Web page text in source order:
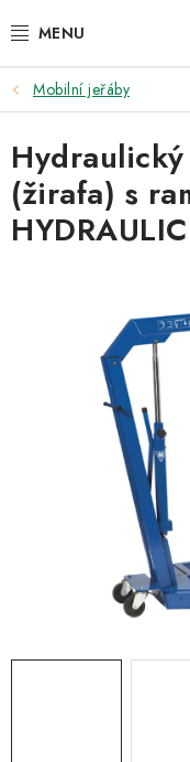
na
ZVEDÁKY
ZOUVAČKY
VYVAŽOVAČKY
AUTOMATICKÉ
KLIMATIZACE
OLEJE A KAPALINY
TECHNICKÁ VÝUKA
MYCÍ STOLY
Mobilní jeřáby
(žirafa) s